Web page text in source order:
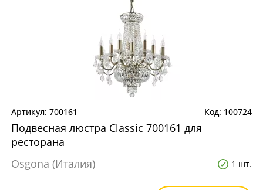
700161 100724
Подвесная люстра Classic 700161 для
ресторана
Osgona (Италия)
1 шт.